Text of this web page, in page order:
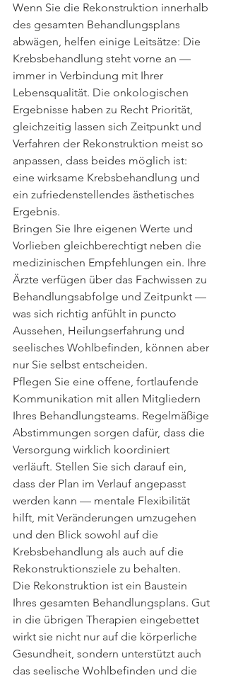
Wenn Sie die Rekonstruktion innerhalb
des gesamten Behandlungsplans
abwägen, helfen einige Leitsätze: Die
Krebsbehandlung steht vorne an —
immer in Verbindung mit Ihrer
Lebensqualität. Die onkologischen
Ergebnisse haben zu Recht Priorität,
gleichzeitig lassen sich Zeitpunkt und
Verfahren der Rekonstruktion meist so
anpassen, dass beides möglich ist:
eine wirksame Krebsbehandlung und
ein zufriedenstellendes ästhetisches
Ergebnis.
Bringen Sie Ihre eigenen Werte und
Vorlieben gleichberechtigt neben die
medizinischen Empfehlungen ein. Ihre
Ärzte verfügen über das Fachwissen zu
Behandlungsabfolge und Zeitpunkt —
was sich richtig anfühlt in puncto
Aussehen, Heilungserfahrung und
seelisches Wohlbefinden, können aber
nur Sie selbst entscheiden.
Pflegen Sie eine offene, fortlaufende
Kommunikation mit allen Mitgliedern
Ihres Behandlungsteams. Regelmäßige
Abstimmungen sorgen dafür, dass die
Versorgung wirklich koordiniert
verläuft. Stellen Sie sich darauf ein,
dass der Plan im Verlauf angepasst
werden kann — mentale Flexibilität
hilft, mit Veränderungen umzugehen
und den Blick sowohl auf die
Krebsbehandlung als auch auf die
Rekonstruktionsziele zu behalten.
Die Rekonstruktion ist ein Baustein
Ihres gesamten Behandlungsplans. Gut
in die übrigen Therapien eingebettet
wirkt sie nicht nur auf die körperliche
Gesundheit, sondern unterstützt auch
das seelische Wohlbefinden und die